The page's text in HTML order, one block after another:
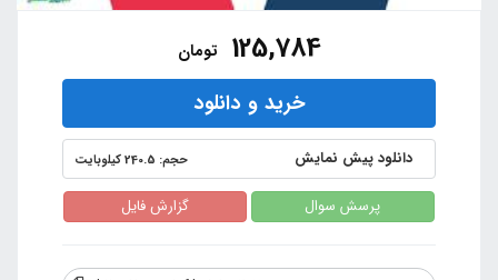
125,784 تومان
خرید و دانلود
دانلود پیش نمایش حجم: 240.5 کیلوبایت
پرسش سوال گزارش فایل